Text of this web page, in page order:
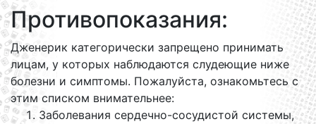
Противопоказания:
Дженерик категорически запрещено принимать
лицам, у которых наблюдаются слудеющие ниже
болезни и симптомы. Пожалуйста, ознакомьтесь с
этим списком внимательнее:
Заболевания сердечно-сосудистой системы,